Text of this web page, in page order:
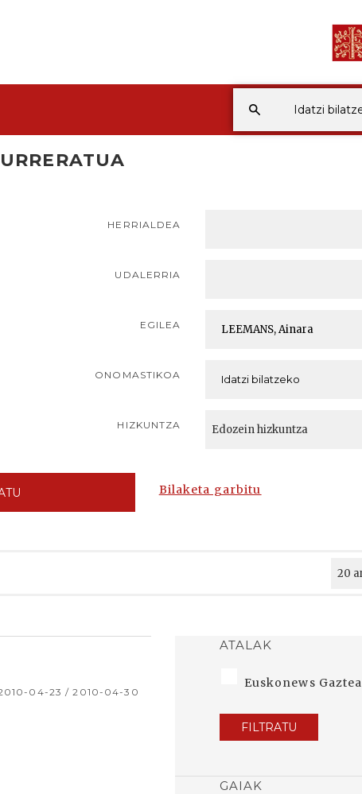
HERRIALDEA
UDALERRIA
EGILEA
ONOMASTIKOA
HIZKUNTZA
Bilaketa garbitu
04-23 / 2010-04-30
ATALAK
Euskonews Gaztea
FILTRATU
GAIAK